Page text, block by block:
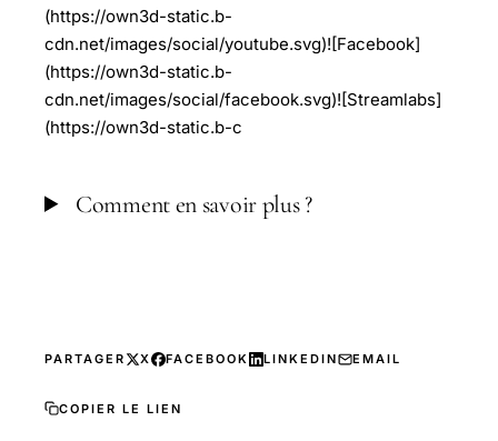
(https://own3d-static.b-
cdn.net/images/social/youtube.svg)![Facebook]
(https://own3d-static.b-
cdn.net/images/social/facebook.svg)![Streamlabs]
(https://own3d-static.b-c
Comment en savoir plus ?
PARTAGER X FACEBOOK LINKEDIN EMAIL
COPIER LE LIEN